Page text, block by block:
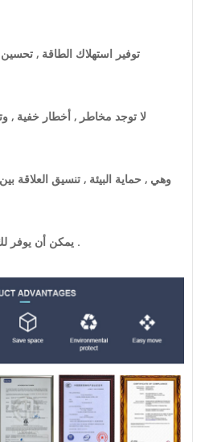
توفير استهلاك الطاقة , تحسين
لا توجد مخاطر , أخطار خفية ,
وهي , حماية البيئة , تنسيق العلاقة
يمكن أن يوفر لك بيئة معيشية مريحة ومريحة .